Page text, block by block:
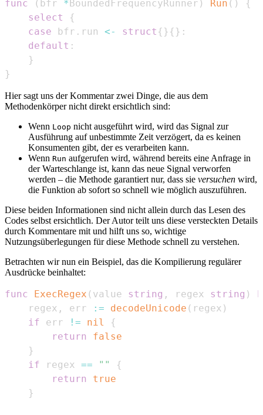
func ( bfr * BoundedFrequencyRunner ) Run ( )
{
select
{
case bfr . run <- struct { } { } :
default :
}
}
Hier sagt uns der Kommentar zwei Dinge, die aus dem
Methodenkörper nicht direkt ersichtlich sind:
Wenn Loop nicht ausgeführt wird, wird das Signal zur
Ausführung auf unbestimmte Zeit verzögert, da es keinen
Konsumenten gibt, der es verarbeiten kann.
Wenn Run aufgerufen wird, während bereits eine Anfrage in
der Warteschlange ist, kann das neue Signal verworfen
werden – die Methode garantiert nur, dass sie versuchen wird,
die Funktion ab sofort so schnell wie möglich auszuführen.
Diese beiden Informationen sind nicht allein durch das Lesen des
Codes selbst ersichtlich. Der Autor teilt uns diese versteckten Details
durch Kommentare mit und hilft uns so, wichtige
Nutzungsüberlegungen für diese Methode schnell zu verstehen.
Betrachten wir nun ein Beispiel, das die Kompilierung regulärer
Ausdrücke beinhaltet:
func ExecRegex ( value string , regex string )
    regex
, err := decodeUnicode ( regex )
if err != nil
{
return
false
}
if regex == ""
{
return
true
}